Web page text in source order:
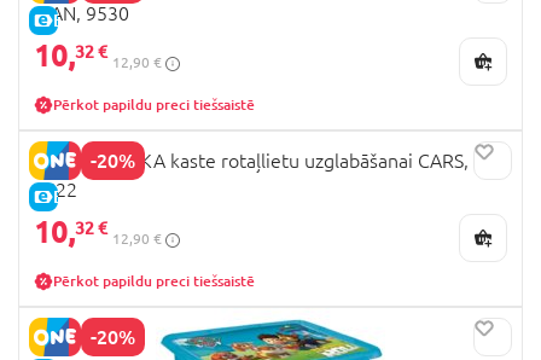
E-CENA
MAN, 9530
10,32 €
12,90 €
Pērkot papildu preci tiešsaistē
-20%
E-CENA
SEVEN POLSKA kaste rotaļlietu uzglabāšanai CARS,
9522
10,32 €
12,90 €
Pērkot papildu preci tiešsaistē
-20%